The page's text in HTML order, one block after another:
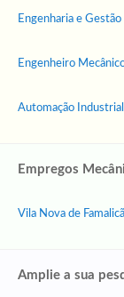
Engenharia e
Engenheiro
Automação Industrial
Empregos
Vila Nova de
Amplie a sua